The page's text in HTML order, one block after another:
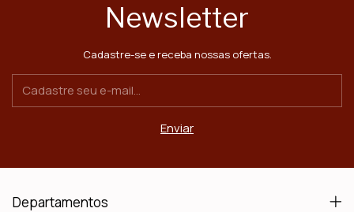
Newsletter
Cadastre-se e receba nossas ofertas.
Departamentos